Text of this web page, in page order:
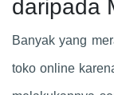
daripada
Banyak yang
toko online